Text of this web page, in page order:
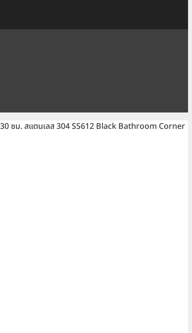
ซม. สแตนเลส 304 SS612 Black Bathroom Corner